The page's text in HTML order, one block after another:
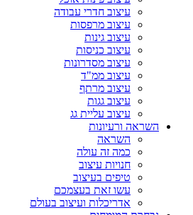
עיצוב חדרי עבודה
עיצוב מרפסות
עיצוב גינות
עיצוב כניסות
עיצוב מסדרונות
עיצוב ממ"ד
עיצוב מרתף
עיצוב גגות
עיצוב עליית גג
השראה ורעיונות
השראה
כמה זה עולה
חנויות עיצוב
טיפים בעיצוב
עשו זאת בעצמכם
אדריכלות ועיצוב בעולם